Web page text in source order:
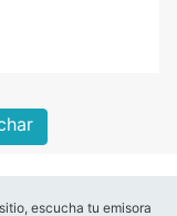
escucha tu emisora